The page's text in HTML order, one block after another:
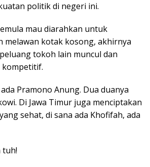
politik di negeri ini.
mau diarahkan untuk
melawan kotak kosong, akhirnya
tokoh lain muncul dan
kompetitif.
Pramono Anung. Dua duanya
Di Jawa Timur juga menciptakan
sehat, di sana ada Khofifah, ada
tuh!